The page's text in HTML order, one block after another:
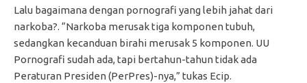
Lalu bagaimana dengan pornografi yang lebih jahat dari
narkoba?. “Narkoba merusak tiga komponen tubuh,
sedangkan kecanduan birahi merusak 5 komponen. UU
Pornografi sudah ada, tapi bertahun-tahun tidak ada
Peraturan Presiden (PerPres)-nya,” tukas Ecip.